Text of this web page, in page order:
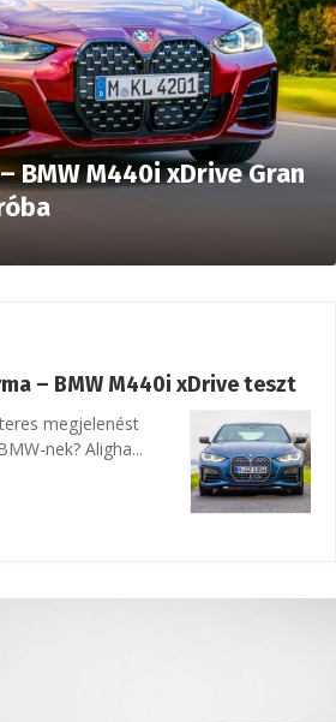
BMW M440i xDrive Gran
– BMW M440i xDrive teszt
megjelenést
nek? Aligha...